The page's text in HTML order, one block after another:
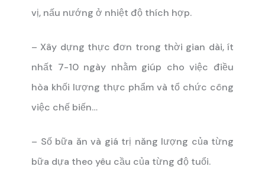
vị, nấu nướng ở nhiệt độ thích hợp.
– Xây dựng thực đơn trong thời gian dài, ít
nhất 7-10 ngày nhằm giúp cho việc điều
hòa khối lượng thực phẩm và tổ chức công
việc chế biến…
– Số bữa ăn và giá trị năng lượng của từng
bữa dựa theo yêu cầu của từng độ tuổi.